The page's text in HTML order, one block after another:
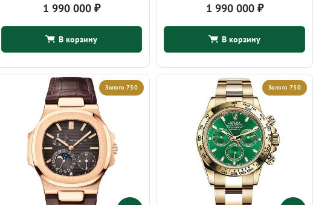
1 990 000 ₽
В корзину
1 990 000 ₽
В корзину
Золото 750 Золото 750